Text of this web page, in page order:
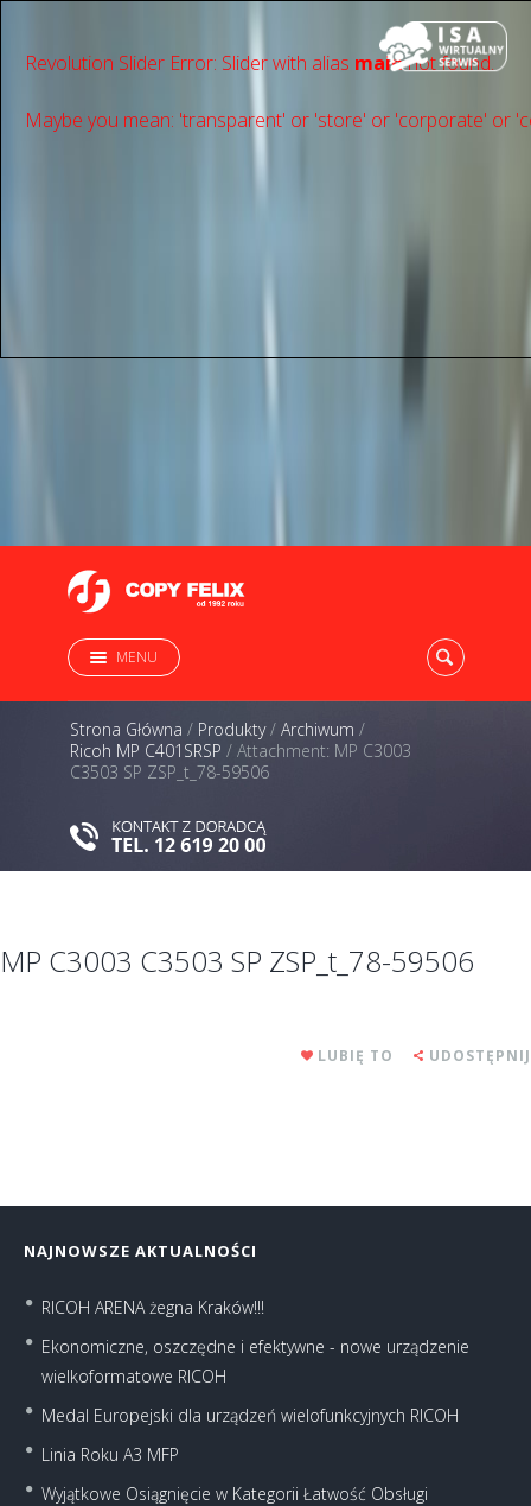
Revolution Slider Error: Slider with alias mainnot found.
Maybe you mean: 'transparent' or 'store' or 'сorporate' or
MENU
Strona Główna / Produkty/ Archiwum /
Ricoh MP C401SRSP / Attachment: MP C3003
C3503 SP ZSP_t_78-59506
MP C3003 C3503 SP ZSP_t_78-59506
LUBIĘ TO UDOSTĘPNIJ
NAJNOWSZE AKTUALNOŚCI
RICOH ARENA żegna Kraków!!!
Ekonomiczne, oszczędne i efektywne - nowe urządzenie
wielkoformatowe RICOH
Medal Europejski dla urządzeń wielofunkcyjnych RICOH
Linia Roku A3 MFP
Wyjątkowe Osiągnięcie w Kategorii Łatwość Obsługi